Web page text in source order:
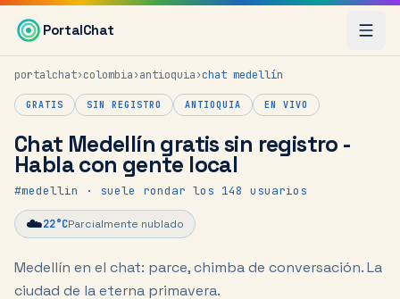
Saltar al contenido principal
PortalChat
portalchat›colombia›antioquia›chat medellín
GRATIS SIN REGISTRO ANTIOQUIA EN VIVO
Chat Medellín gratis sin registro -
Habla con gente local
#medellin · suele rondar los 148 usuarios
☁️22°CParcialmente nublado
Medellín en el chat: parce, chimba de conversación.La
ciudad de la eterna primavera.